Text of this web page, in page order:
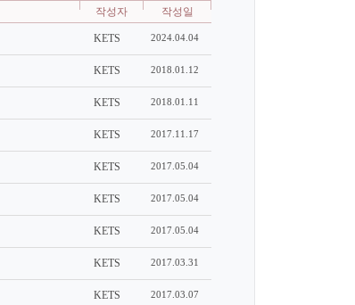
작성자 작성일
KETS 2024.04.04
KETS 2018.01.12
KETS 2018.01.11
KETS 2017.11.17
KETS 2017.05.04
KETS 2017.05.04
KETS 2017.05.04
KETS 2017.03.31
KETS 2017.03.07